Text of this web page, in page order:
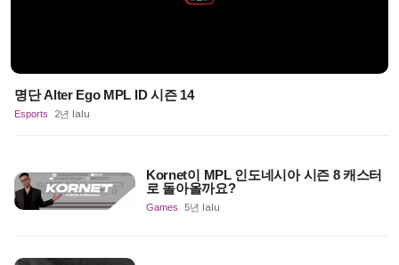
명단 Alter Ego MPL ID 시즌 14
Esports 2년 lalu
Kornet이 MPL 인도네시아 시즌 8 캐스터
로 돌아올까요?
Games 5년 lalu